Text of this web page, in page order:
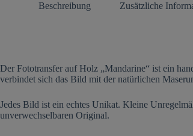
Beschreibung Zusätzliche
Der Fototransfer auf Holz „Mandarine“ ist ein
verbindet sich das Bild mit der natürlichen
Jedes Bild ist ein echtes Unikat. Kleine
unverwechselbaren Original.